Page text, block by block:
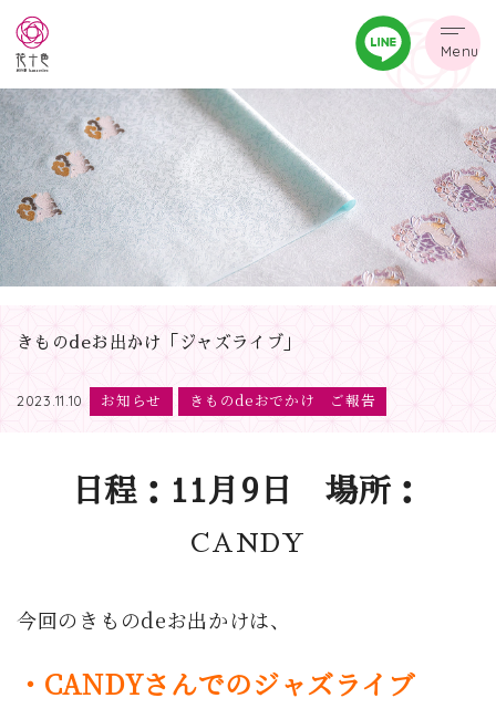
Menu
きものdeお出かけ「ジャズライブ」
2023.11.10 お知らせ きものdeおでかけ ご報告
日程：11月9日 場所：
CANDY
今回のきものdeお出かけは、
・CANDYさんでのジャズライブ